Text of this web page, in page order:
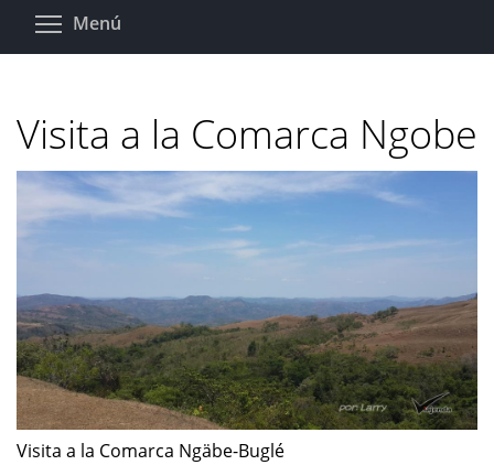
Pasar
Menú
Visita a la Comarca Ngobe
Visita a la Comarca Ngäbe-Buglé